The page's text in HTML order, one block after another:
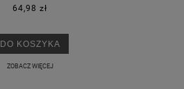
64,98 zł
DO KOSZYKA
ZOBACZ WIĘCEJ